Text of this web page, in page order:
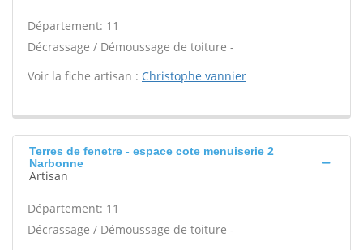
Département: 11
Décrassage / Démoussage de toiture -
Voir la fiche artisan : Christophe vannier
Terres de fenetre - espace cote menuiserie 2
Narbonne
Artisan
Département: 11
Décrassage / Démoussage de toiture -